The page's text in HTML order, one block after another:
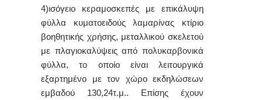
4)ισόγειο κεραμοσκεπές με επικάλυψη
φύλλα κυματοειδούς λαμαρίνας κτίριο
βοηθητικής χρήσης, μεταλλικού σκελετού
με πλαγιοκαλύψεις από πολυκαρβονικά
φύλλα, το οποίο είναι λειτουργικά
εξαρτημένο με τον χώρο εκδηλώσεων
εμβαδού 130,24τ.μ.. Επίσης έχουν